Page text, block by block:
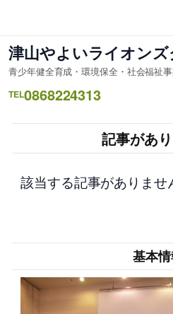
を
ス
キ
ッ
津山やよいライオン
青少年健全育成・環境保全・社会福祉
TEL0868224313
記事があ
該当する記事がありませ
基本